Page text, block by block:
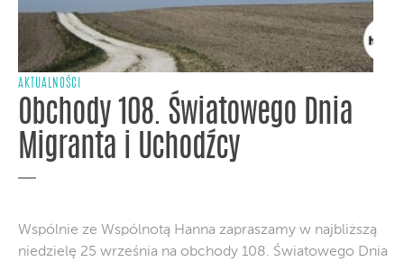
AKTUALNOŚCI
Obchody 108. Światowego Dnia
Migranta i Uchodźcy
Wspólnie ze Wspólnotą Hanna zapraszamy w najbliższą
niedzielę 25 września na obchody 108. Światowego Dnia